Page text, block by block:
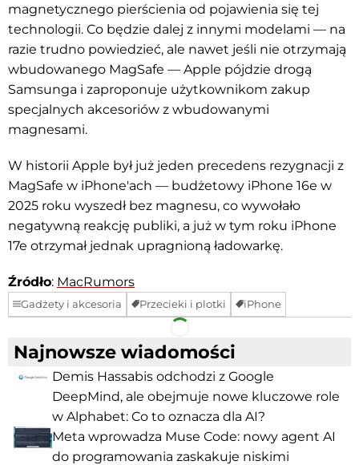
magnetycznego pierścienia od pojawienia się tej
technologii. Co będzie dalej z innymi modelami — na
razie trudno powiedzieć, ale nawet jeśli nie otrzymają
wbudowanego MagSafe — Apple pójdzie drogą
Samsunga i zaproponuje użytkownikom zakup
specjalnych akcesoriów z wbudowanymi
magnesami.
W historii Apple był już jeden precedens rezygnacji z
MagSafe w iPhone'ach — budżetowy iPhone 16e w
2025 roku wyszedł bez magnesu, co wywołało
negatywną reakcję publiki, a już w tym roku iPhone
17e otrzymał jednak upragnioną ładowarkę.
Źródło: MacRumors
Gadżety i akcesoria Przecieki i plotki iPhone
Facebook Telegram
Najnowsze wiadomości
Demis Hassabis odchodzi z Google
DeepMind, ale obejmuje nowe kluczowe role
w Alphabet: Co to oznacza dla AI?
Meta wprowadza Muse Code: nowy agent AI
do programowania zaskakuje niskimi